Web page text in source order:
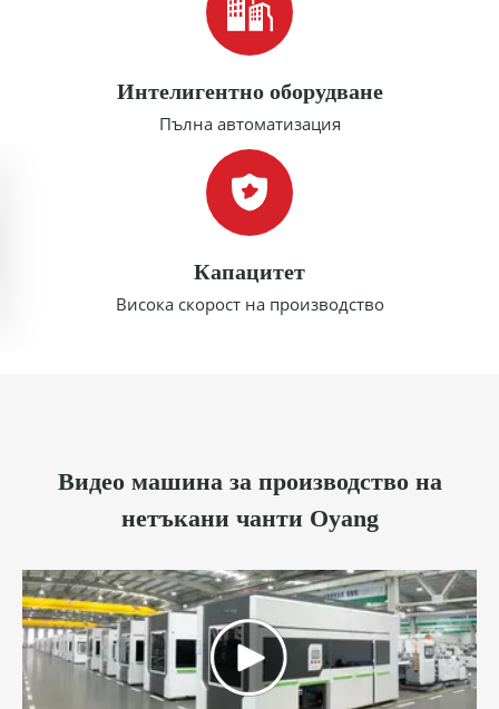
Интелигентно оборудване
Пълна автоматизация
Капацитет
Висока скорост на производство
Видео машина за производство на
нетъкани чанти Oyang